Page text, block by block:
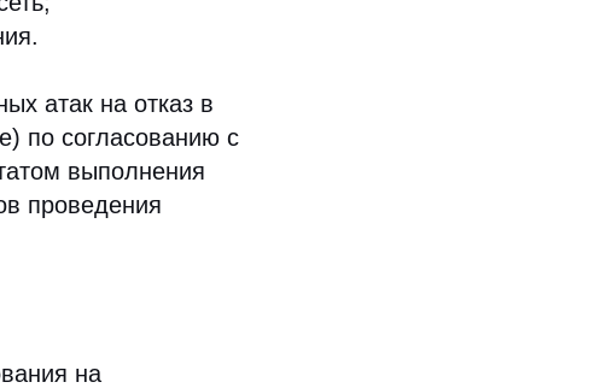
атак на отказ в
по согласованию с
выполнения
проведения
на